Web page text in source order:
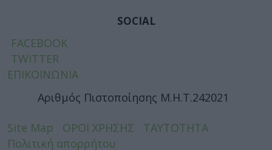
SOCIAL
FACEBOOK
TWITTER
ΕΠΙΚΟΙΝΩΝΙΑ
Αριθμός Πιστοποίησης Μ.Η.Τ.242021
Site Map ΟΡΟΙ ΧΡΗΣΗΣ
ΤΑΥΤΟΤΗΤΑ
Πολιτική απορρήτου